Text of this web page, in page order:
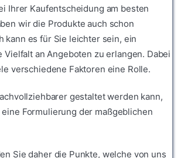
Ihrer Kaufentscheidung am besten
wir die Produkte auch schon
kann es für Sie leichter sein, ein
Vielfalt an Angeboten zu erlangen. Dabei
verschiedene Faktoren eine Rolle.
gestaltet werden kann,
Formulierung der maßgeblichen
Sie daher die Punkte, welche von uns